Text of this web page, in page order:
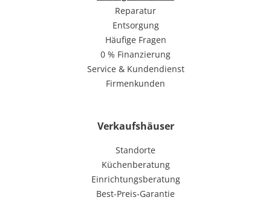
Reparatur
Entsorgung
Häufige Fragen
0 % Finanzierung
Service & Kundendienst
Firmenkunden
Verkaufshäuser
Standorte
Küchenberatung
Einrichtungsberatung
Best-Preis-Garantie